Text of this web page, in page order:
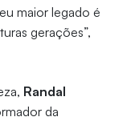
maior legado é
gerações”,
Randal
da